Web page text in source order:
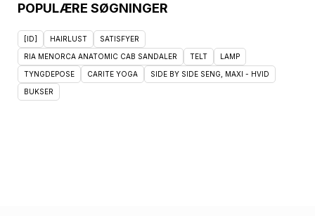
POPULÆRE SØGNINGER
[ID] HAIRLUST SATISFYER
RIA MENORCA ANATOMIC CAB SANDALER TELT LAMP
TYNGDEPOSE CARITE YOGA SIDE BY SIDE SENG, MAXI - HVID
BUKSER